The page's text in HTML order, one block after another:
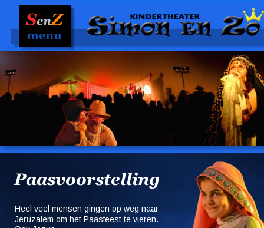
Heel veel mensen gingen op weg naar
Jeruzalem om het Paasfeest te vieren.
Paasvoorstelling